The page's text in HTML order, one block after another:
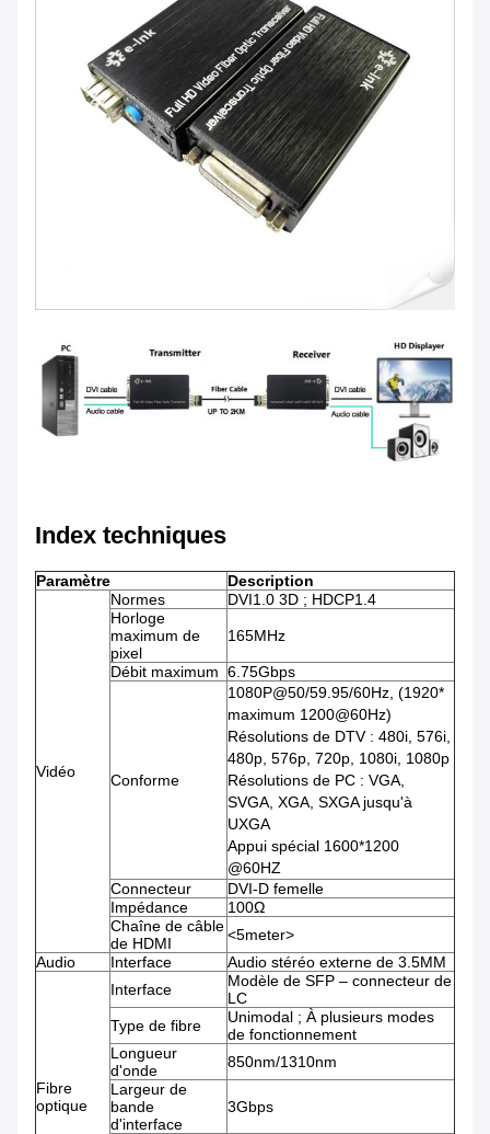
Index techniques
Paramètre Description
Vidéo
Normes
DVI1.0 3D ; HDCP1.4
Horloge
maximum de
pixel
165MHz
Débit maximum 6.75Gbps
Conforme
1080P@50/59.95/60Hz, (1920*
maximum 1200@60Hz)
Résolutions de DTV : 480i, 576i,
480p, 576p, 720p, 1080i, 1080p
Résolutions de PC : VGA,
SVGA, XGA, SXGA jusqu'à
UXGA
Appui spécial 1600*1200
@60HZ
Connecteur
DVI-D femelle
Impédance
100Ω
Chaîne de câble
de HDMI
<5meter>
Audio
Interface Audio stéréo externe de 3.5MM
Fibre
optique
Interface
Modèle de SFP – connecteur de
LC
Type de fibre
Unimodal ; À plusieurs modes
de fonctionnement
Longueur
d'onde
850nm/1310nm
Largeur de
bande
d'interface
3Gbps